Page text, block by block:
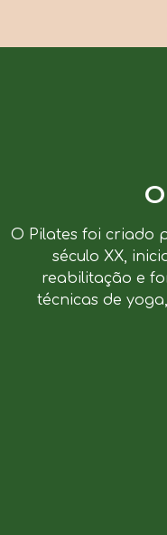
O Pilates foi criado
século XX,
reabilitação e
técnicas de